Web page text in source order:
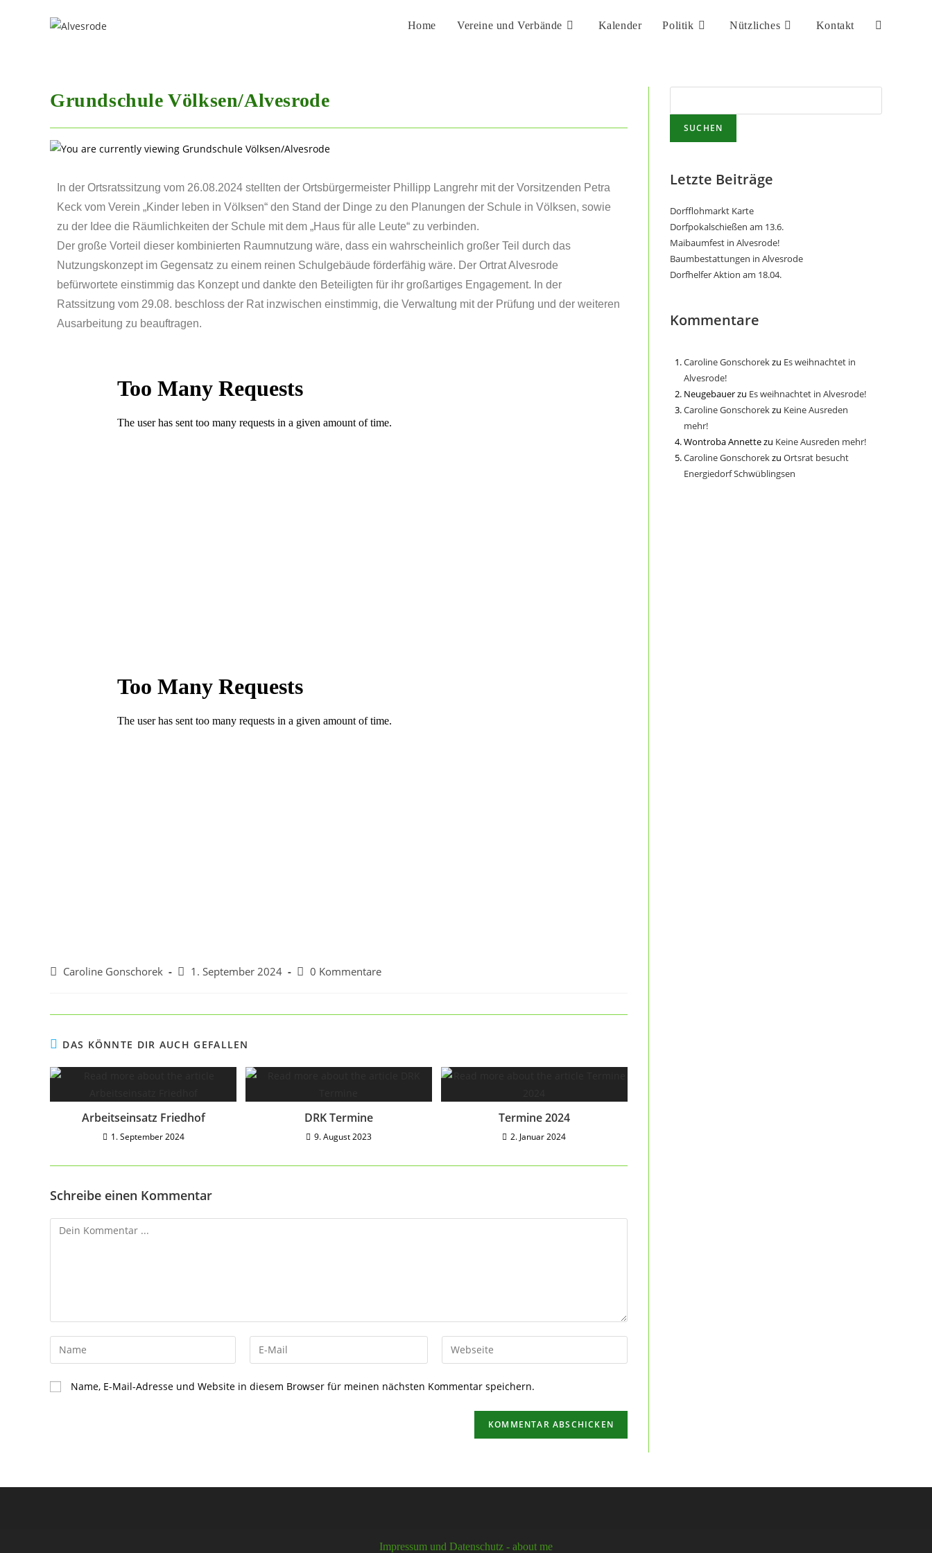
Home Vereine und Verbände Kalender Politik Nützliches Kontakt
Grundschule Völksen/Alvesrode
In der Ortsratssitzung vom 26.08.2024 stellten der Ortsbürgermeister Phillipp Langrehr mit der Vorsitzenden Petra
Keck vom Verein „Kinder leben in Völksen“ den Stand der Dinge zu den Planungen der Schule in Völksen, sowie
zu der Idee die Räumlichkeiten der Schule mit dem „Haus für alle Leute“ zu verbinden.
Der große Vorteil dieser kombinierten Raumnutzung wäre, dass ein wahrscheinlich großer Teil durch das
Nutzungskonzept im Gegensatz zu einem reinen Schulgebäude förderfähig wäre. Der Ortrat Alvesrode
befürwortete einstimmig das Konzept und dankte den Beteiligten für ihr großartiges Engagement. In der
Ratssitzung vom 29.08. beschloss der Rat inzwischen einstimmig, die Verwaltung mit der Prüfung und der weiteren
Ausarbeitung zu beauftragen.
Caroline Gonschorek 1. September 2024 0 Kommentare
DAS KÖNNTE DIR AUCH GEFALLEN
Arbeitseinsatz Friedhof
1. September 2024
DRK Termine
9. August 2023
Termine 2024
2. Januar 2024
Schreibe einen Kommentar
Name, E-Mail-Adresse und Website in diesem Browser für meinen nächsten Kommentar speichern.
SUCHEN
Letzte Beiträge
Dorfflohmarkt Karte
Dorfpokalschießen am 13.6.
Maibaumfest in Alvesrode!
Baumbestattungen in Alvesrode
Dorfhelfer Aktion am 18.04.
Kommentare
Caroline Gonschorekzu Es weihnachtet in
Alvesrode!
Neugebauerzu Es weihnachtet in Alvesrode!
Caroline Gonschorekzu Keine Ausreden
mehr!
Wontroba Annettezu Keine Ausreden mehr!
Caroline Gonschorekzu Ortsrat besucht
Energiedorf Schwüblingsen
Impressum und Datenschutz - about me